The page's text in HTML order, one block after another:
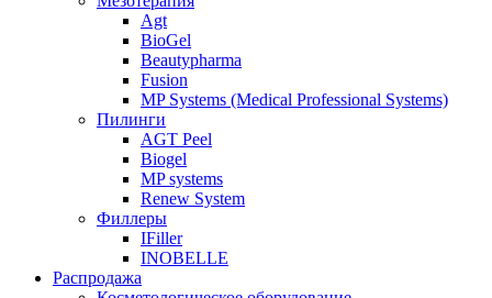
Agt
BioGel
Beautypharma
Fusion
MP Systems (Medical Professional Systems)
Пилинги
AGT Peel
Biogel
MP systems
Renew System
Филлеры
IFiller
INOBELLE
Распродажа